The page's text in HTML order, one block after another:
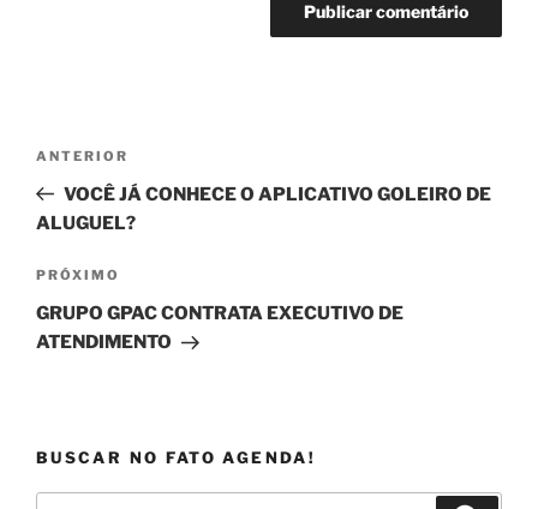
Post
Post
anterior
ANTERIOR
VOCÊ JÁ CONHECE O APLICATIVO GOLEIRO DE
ALUGUEL?
Próximo
post
PRÓXIMO
GRUPO GPAC CONTRATA EXECUTIVO DE
ATENDIMENTO
BUSCAR NO FATO AGENDA!